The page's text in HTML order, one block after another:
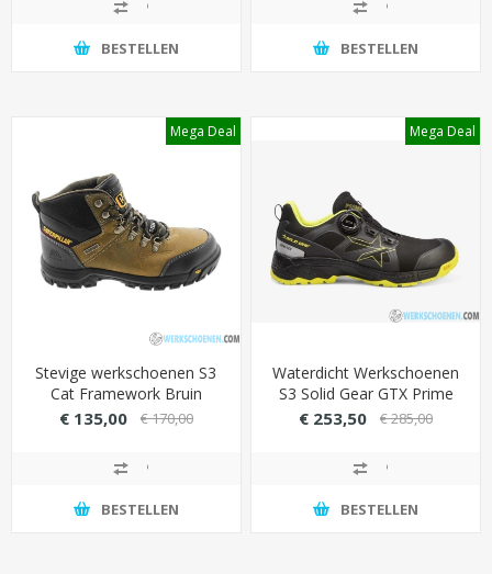
BESTELLEN BESTELLEN
Mega Deal
Stevige werkschoenen S3
Cat Framework Bruin
(volledig waterdicht)
€ 135,00 € 170,00
BESTELLEN
Mega Deal
Waterdicht Werkschoenen
S3 Solid Gear GTX Prime
Low SRC Met GORE-TEX
€ 253,50 € 285,00
BESTELLEN